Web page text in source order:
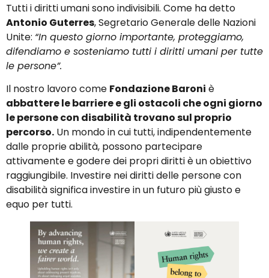
Tutti i diritti umani sono indivisibili. Come ha detto
Antonio Guterres, Segretario Generale delle Nazioni
Unite: “In questo giorno importante, proteggiamo,
difendiamo e sosteniamo tutti i diritti umani per tutte
le persone”.
Il nostro lavoro come Fondazione Baroni è
abbattere le barriere e gli ostacoli che ogni giorno
le persone con disabilità trovano sul proprio
percorso. Un mondo in cui tutti, indipendentemente
dalle proprie abilità, possono partecipare
attivamente e godere dei propri diritti è un obiettivo
raggiungibile. Investire nei diritti delle persone con
disabilità significa investire in un futuro più giusto e
equo per tutti.